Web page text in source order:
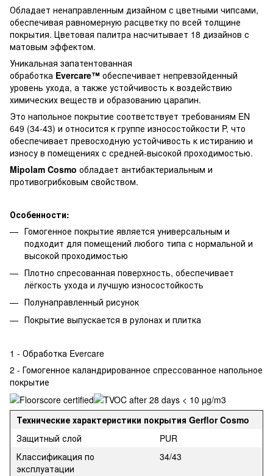
Обладает ненаправленным дизайном с цветными чипсами,
обеспечивая равномерную расцветку по всей толщине
покрытия. Цветовая палитра насчитывает 18 дизайнов с
матовым эффектом.
Уникальная запатентованная
обработка Evercare™ обеспечивает непревзойденный
уровень ухода, а также устойчивость к воздействию
химических веществ и образованию царапин.
Это напольное покрытие соответствует требованиям EN
649 (34-43) и относится к группе износостойкости P, что
обеспечивает превосходную устойчивость к истиранию и
износу в помещениях с средней-высокой проходимостью.
Mipolam Cosmo обладает антибактериальным и
противогрибковым свойством.
Особенности:
Гомогенное покрытие является универсальным и
подходит для помещений любого типа с нормальной и
высокой проходимостью
Плотно спресованная поверхность, обеспечивает
лёгкость ухода и лучшую износостойкость
Полунаправленный рисунок
Покрытие выпускается в рулонах и плитка
1 - Обработка Evercare
2 - Гомогенное каландрированное спрессованное напольное
покрытие
Технические характеристики покрытия Gerflor Cosmo
Защитный слой
PUR
Классификация по
эксплуатации
34/43